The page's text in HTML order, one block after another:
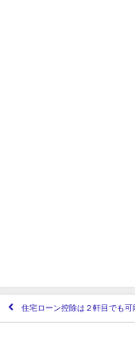
住宅ローン控除は２軒目でも